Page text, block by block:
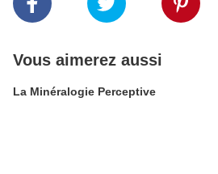
Vous aimerez aussi
La Minéralogie Perceptive